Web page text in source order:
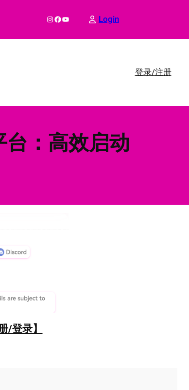
InstagramFacebook YouTube Login
登录/注册
：高效启动
登录】